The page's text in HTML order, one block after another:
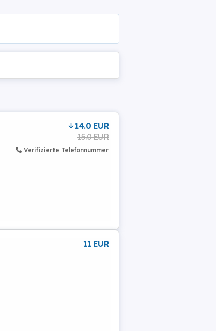
14.0 EUR
15.0 EUR
Verifizierte Telefonnummer
11 EUR